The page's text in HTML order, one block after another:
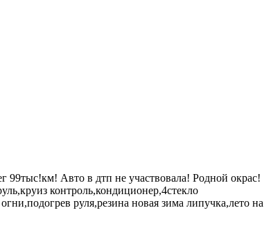
Авто в дтп не участвовала! Родной окрас!
контроль,кондиционер,4стекло
руля,резина новая зима липучка,лето на